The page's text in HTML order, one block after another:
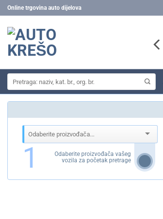
Skip
to
content
Online trgovina auto dijelova
1
Odaberite proizvođača vašeg
vozila za početak pretrage